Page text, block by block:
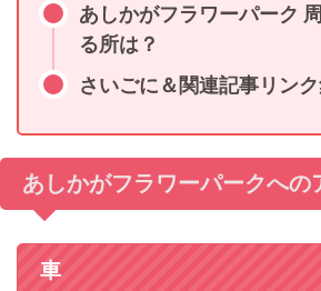
あしかがフラワーパーク
る所は？
さいごに＆関連記事リン
あしかがフラワーパークへの
車